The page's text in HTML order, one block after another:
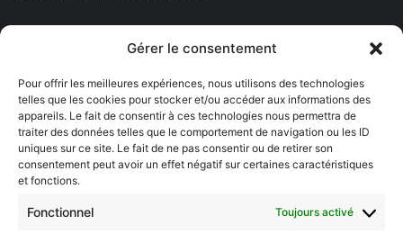
Gérer le consentement
Pour offrir les meilleures expériences, nous utilisons des technologies
telles que les cookies pour stocker et/ou accéder aux informations des
appareils. Le fait de consentir à ces technologies nous permettra de
traiter des données telles que le comportement de navigation ou les ID
uniques sur ce site. Le fait de ne pas consentir ou de retirer son
consentement peut avoir un effet négatif sur certaines caractéristiques
et fonctions.
Fonctionnel Toujours activé
Nos éditions
Agenda Grand Est
Agenda Moselle Est
Luxembourg & frontaliers
Metz, Moselle & Lorraine